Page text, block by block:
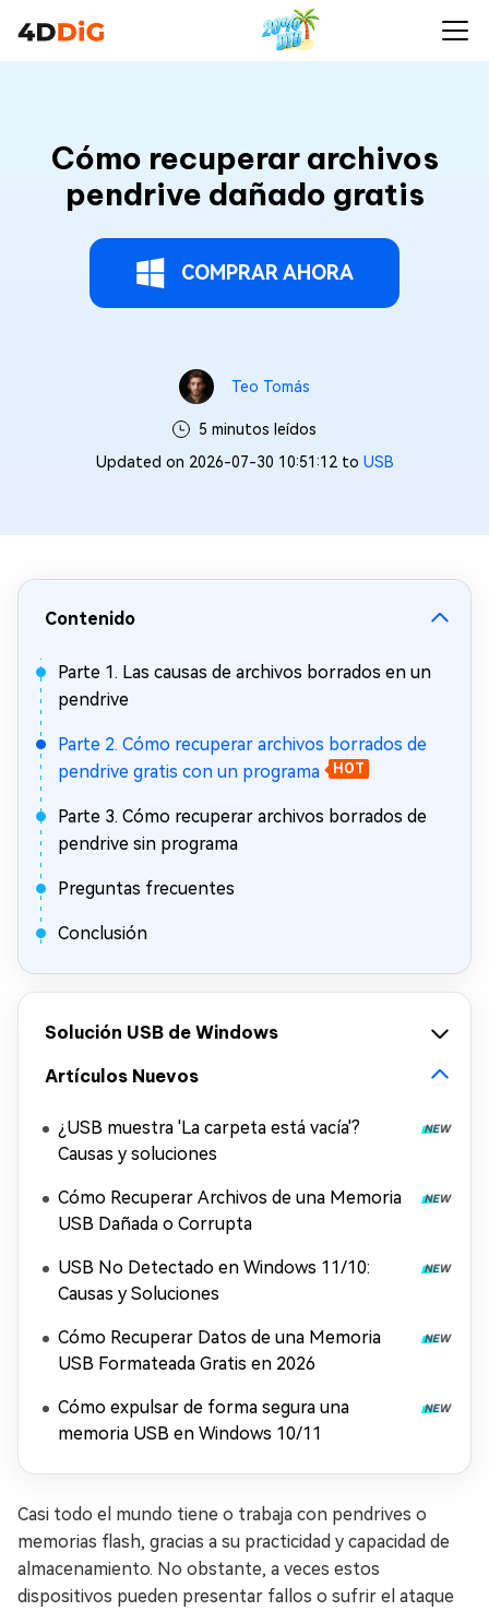
Cómo recuperar archivos
pendrive dañado gratis
COMPRAR AHORA
Teo Tomás
5 minutos leídos
Updated on 2026-07-30 10:51:12 to USB
Contenido
Parte 1. Las causas de archivos borrados en un
pendrive
Parte 2. Cómo recuperar archivos borrados de
pendrive gratis con un programa
HOT
Parte 3. Cómo recuperar archivos borrados de
pendrive sin programa
Preguntas frecuentes
Conclusión
Solución USB de Windows
Artículos Nuevos
¿USB muestra 'La carpeta está vacía'?
Causas y soluciones
Cómo Recuperar Archivos de una Memoria
USB Dañada o Corrupta
USB No Detectado en Windows 11/10:
Causas y Soluciones
Cómo Recuperar Datos de una Memoria
USB Formateada Gratis en 2026
Cómo expulsar de forma segura una
memoria USB en Windows 10/11
Casi todo el mundo tiene o trabaja con pendrives o
memorias flash, gracias a su practicidad y capacidad de
almacenamiento. No obstante, a veces estos
dispositivos pueden presentar fallos o sufrir el ataque